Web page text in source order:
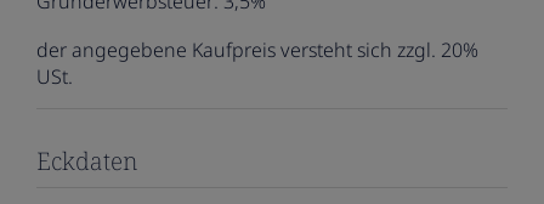
der angegebene Kaufpreis versteht sich zzgl. 20%
USt.
Eckdaten